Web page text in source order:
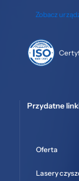
Zobacz
Przydatne
Oferta
Lasery